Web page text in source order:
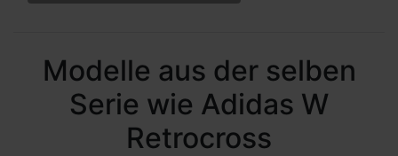
Modelle aus der selben
Serie wie Adidas W
Retrocross